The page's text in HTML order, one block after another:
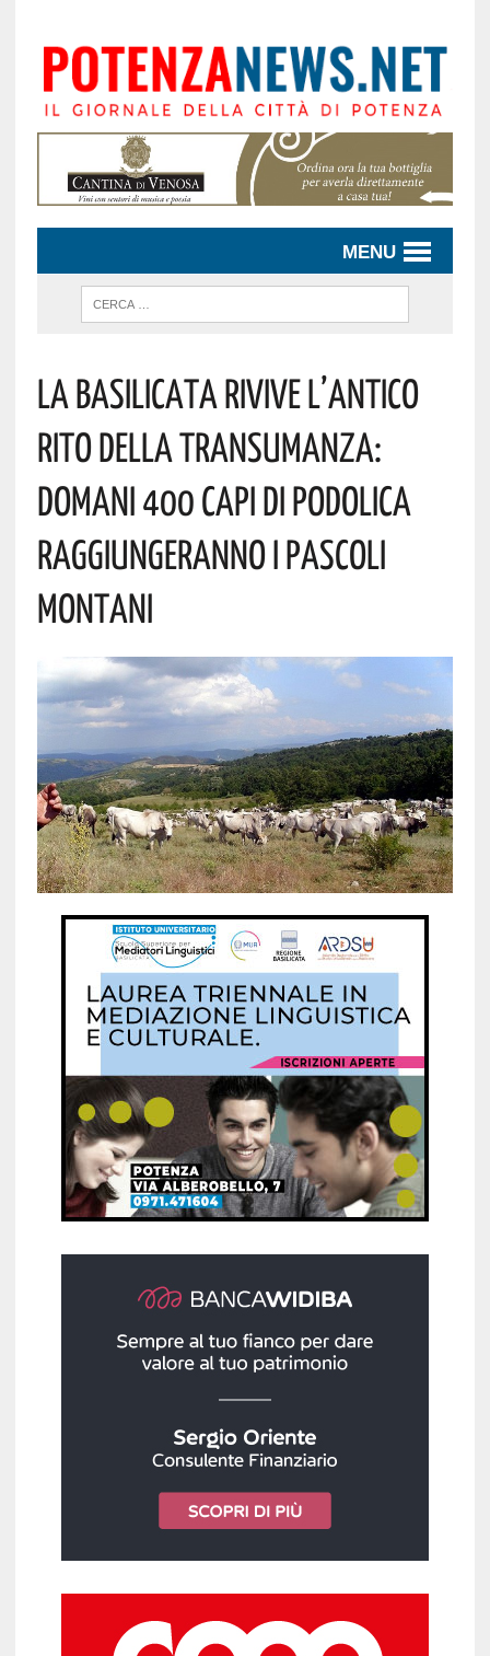
MENU
LA BASILICATA RIVIVE L’ANTICO
RITO DELLA TRANSUMANZA:
DOMANI 400 CAPI DI PODOLICA
RAGGIUNGERANNO I PASCOLI
MONTANI